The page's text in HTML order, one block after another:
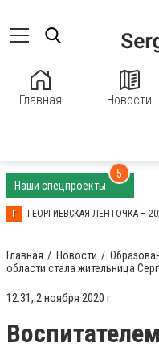
Главная Новости
Наши спецпроекты
5
Г ГЕОРГИЕВСКАЯ ЛЕНТОЧКА –
Главная Новости
области стала жительница
12:31, 2 ноября 2020 г.